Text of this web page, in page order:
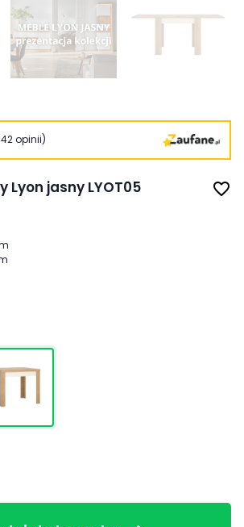
opinii)
Lyon jasny LYOT05 favorite_border